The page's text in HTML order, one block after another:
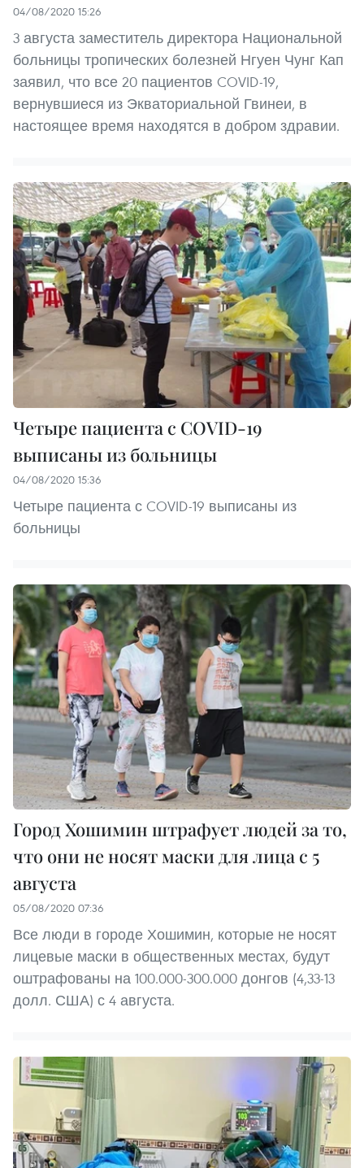
04/08/2020 15:26
3 августа заместитель директора Национальной
больницы тропических болезней Нгуен Чунг Кап
заявил, что все 20 пациентов COVID-19,
вернувшиеся из Экваториальной Гвинеи, в
настоящее время находятся в добром здравии.
Четыре пациента с COVID-19
выписаны из больницы
04/08/2020 15:36
Четыре пациента с COVID-19 выписаны из
больницы
Город Хошимин штрафует людей за то,
что они не носят маски для лица с 5
августа
05/08/2020 07:36
Все люди в городе Хошимин, которые не носят
лицевые маски в общественных местах, будут
оштрафованы на 100.000-300.000 донгов (4,33-13
долл. США) с 4 августа.